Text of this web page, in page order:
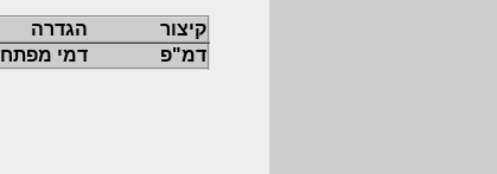
קיצור הגדרה
דמ"פ
דמי מפתח